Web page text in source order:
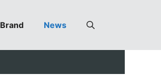
Brand News